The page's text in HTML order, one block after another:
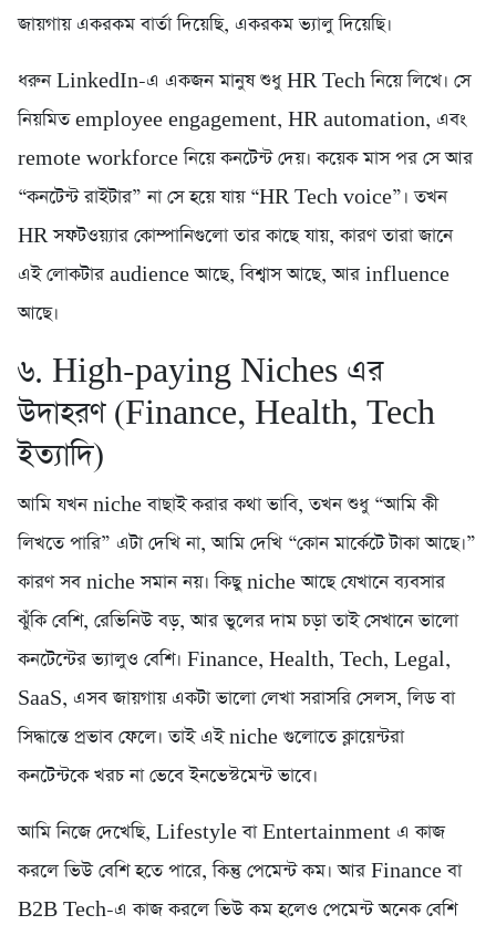
জায়গায় একরকম বার্তা দিয়েছি, একরকম ভ্যালু দিয়েছি।
ধরুন LinkedIn-এ একজন মানুষ শুধু HR Tech নিয়ে লিখে। সে
নিয়মিত employee engagement, HR automation, এবং
remote workforce নিয়ে কনটেন্ট দেয়। কয়েক মাস পর সে আর
“কনটেন্ট রাইটার” না সে হয়ে যায় “HR Tech voice”। তখন
HR সফটওয়্যার কোম্পানিগুলো তার কাছে যায়, কারণ তারা জানে
এই লোকটার audience আছে, বিশ্বাস আছে, আর influence
আছে।
৬. High-paying Niches এর
উদাহরণ (Finance, Health, Tech
ইত্যাদি)
আমি যখন niche বাছাই করার কথা ভাবি, তখন শুধু “আমি কী
লিখতে পারি” এটা দেখি না, আমি দেখি “কোন মার্কেটে টাকা আছে।”
কারণ সব niche সমান নয়। কিছু niche আছে যেখানে ব্যবসার
ঝুঁকি বেশি, রেভিনিউ বড়, আর ভুলের দাম চড়া তাই সেখানে ভালো
কনটেন্টের ভ্যালুও বেশি। Finance, Health, Tech, Legal,
SaaS, এসব জায়গায় একটা ভালো লেখা সরাসরি সেলস, লিড বা
সিদ্ধান্তে প্রভাব ফেলে। তাই এই niche গুলোতে ক্লায়েন্টরা
কনটেন্টকে খরচ না ভেবে ইনভেস্টমেন্ট ভাবে।
আমি নিজে দেখেছি, Lifestyle বা Entertainment এ কাজ
করলে ভিউ বেশি হতে পারে, কিন্তু পেমেন্ট কম। আর Finance বা
B2B Tech-এ কাজ করলে ভিউ কম হলেও পেমেন্ট অনেক বেশি